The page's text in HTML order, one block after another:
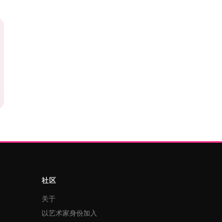
社区
关于
以艺术家身份加入